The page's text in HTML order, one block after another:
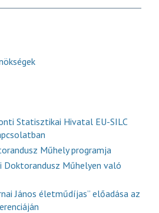
Statisztikai Hivatal EU-SILC
Műhely programja
Doktorandusz Műhelyen való
János életműdíjas” előadása az